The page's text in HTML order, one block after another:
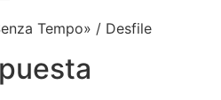
Tempo» / Desfile